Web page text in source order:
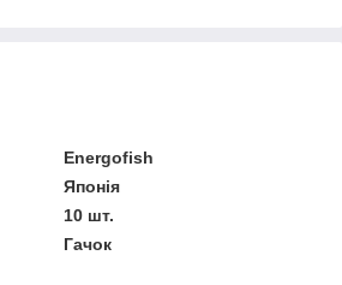
Energofish
Японія
10 шт.
Гачок